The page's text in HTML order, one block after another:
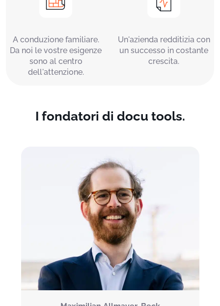
A conduzione familiare.
Da noi le vostre esigenze
sono al centro
dell'attenzione.
Un'azienda redditizia con
un successo in costante
crescita.
I fondatori di docu tools.